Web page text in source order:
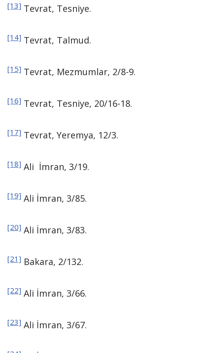
[13] Tevrat, Tesniye.
[14] Tevrat, Talmud.
[15] Tevrat, Mezmumlar, 2/8-9.
[16] Tevrat, Tesniye, 20/16-18.
[17] Tevrat, Yeremya, 12/3.
[18] Ali İmran, 3/19.
[19] Ali İmran, 3/85.
[20] Ali İmran, 3/83.
[21] Bakara, 2/132.
[22] Ali İmran, 3/66.
[23] Ali İmran, 3/67.